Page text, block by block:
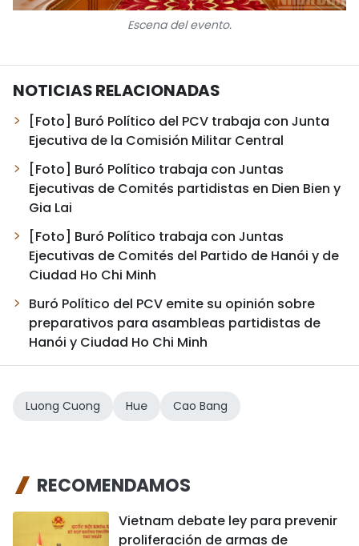
Escena del evento.
NOTICIAS RELACIONADAS
[Foto] Buró Político del PCV trabaja con Junta
Ejecutiva de la Comisión Militar Central
[Foto] Buró Político trabaja con Juntas
Ejecutivas de Comités partidistas en Dien Bien y
Gia Lai
[Foto] Buró Político trabaja con Juntas
Ejecutivas de Comités del Partido de Hanói y de
Ciudad Ho Chi Minh
Buró Político del PCV emite su opinión sobre
preparativos para asambleas partidistas de
Hanói y Ciudad Ho Chi Minh
Luong Cuong Hue Cao Bang
RECOMENDAMOS
Vietnam debate ley para prevenir
proliferación de armas de